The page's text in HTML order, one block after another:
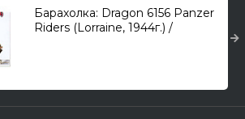
Барахолка: Dragon 6156 Panzer
Riders (Lorraine, 1944г.) /